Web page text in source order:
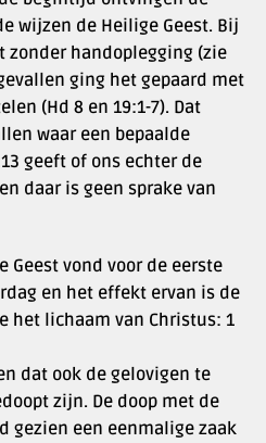
wijzen de Heilige Geest. Bij
zonder handoplegging (zie
ging het gepaard met
(Hd 8 en 19:1-7). Dat
waar een bepaalde
geeft of ons echter de
daar is geen sprake van
Geest vond voor de eerste
en het effekt ervan is de
het lichaam van Christus: 1
dat ook de gelovigen te
zijn. De doop met de
gezien een eenmalige zaak